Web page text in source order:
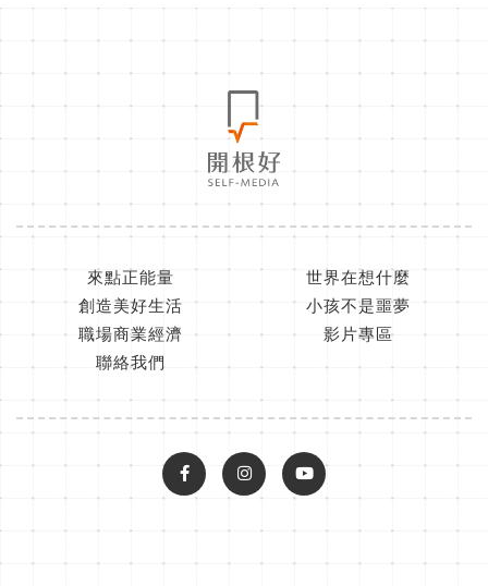
來點正能量
世界在想什麼
創造美好生活
小孩不是噩夢
職場商業經濟
影片專區
聯絡我們